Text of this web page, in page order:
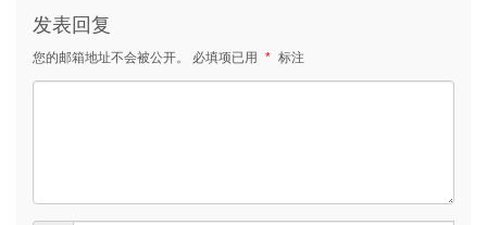
发表回复
您的邮箱地址不会被公开。 必填项已用 * 标注